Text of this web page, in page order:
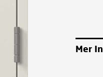
Mer